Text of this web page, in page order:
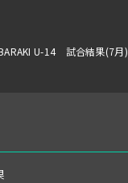
U-14 試合結果(7月)